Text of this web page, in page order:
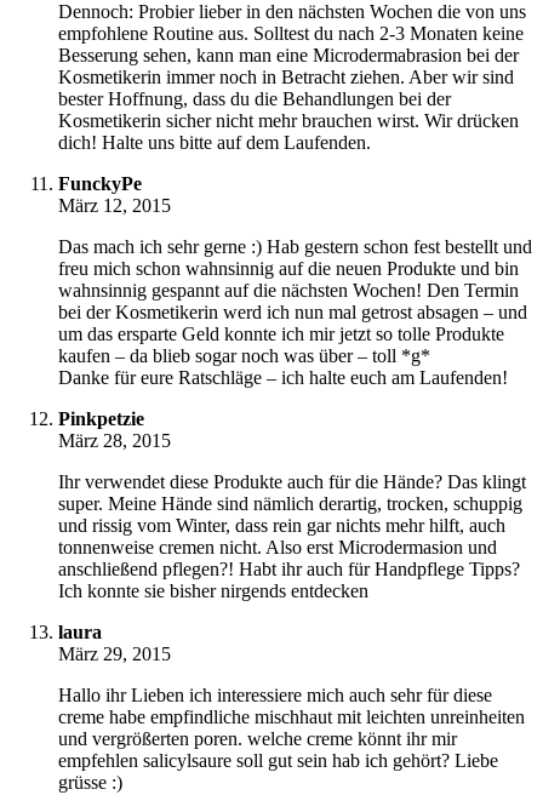
Dennoch: Probier lieber in den nächsten Wochen die von uns
empfohlene Routine aus. Solltest du nach 2-3 Monaten keine
Besserung sehen, kann man eine Microdermabrasion bei der
Kosmetikerin immer noch in Betracht ziehen. Aber wir sind
bester Hoffnung, dass du die Behandlungen bei der
Kosmetikerin sicher nicht mehr brauchen wirst. Wir drücken
dich! Halte uns bitte auf dem Laufenden.
FunckyPe
März 12, 2015
Das mach ich sehr gerne :) Hab gestern schon fest bestellt und
freu mich schon wahnsinnig auf die neuen Produkte und bin
wahnsinnig gespannt auf die nächsten Wochen! Den Termin
bei der Kosmetikerin werd ich nun mal getrost absagen – und
um das ersparte Geld konnte ich mir jetzt so tolle Produkte
kaufen – da blieb sogar noch was über – toll *g*
Danke für eure Ratschläge – ich halte euch am Laufenden!
Pinkpetzie
März 28, 2015
Ihr verwendet diese Produkte auch für die Hände? Das klingt
super. Meine Hände sind nämlich derartig, trocken, schuppig
und rissig vom Winter, dass rein gar nichts mehr hilft, auch
tonnenweise cremen nicht. Also erst Microdermasion und
anschließend pflegen?! Habt ihr auch für Handpflege Tipps?
Ich konnte sie bisher nirgends entdecken
laura
März 29, 2015
Hallo ihr Lieben ich interessiere mich auch sehr für diese
creme habe empfindliche mischhaut mit leichten unreinheiten
und vergrößerten poren. welche creme könnt ihr mir
empfehlen salicylsaure soll gut sein hab ich gehört? Liebe
grüsse :)